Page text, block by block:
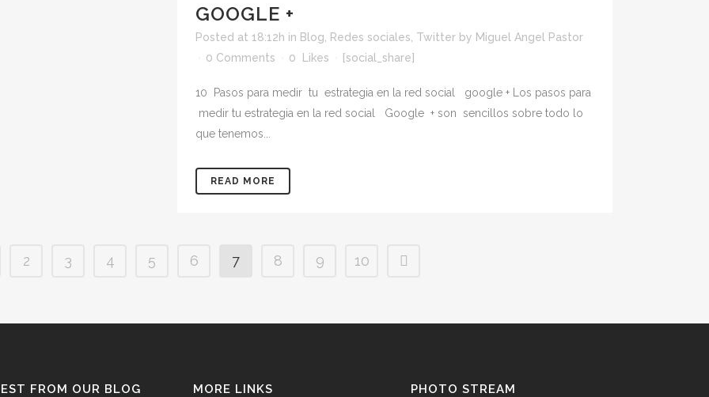
GOOGLE +
Posted at 18:12h in Blog Redes sociales Twitter by Miguel Angel Pastor
0 Comments
0 Likes [social_share]
10 Pasos para medir tu estrategia en la red social google + Los pasos para
medir tu estrategia en la red social Google + son sencillos sobre todo lo
que tenemos...
READ MORE
2 3 4 5 6 7 8 9 10
FROM OUR BLOG MORE LINKS PHOTO STREAM